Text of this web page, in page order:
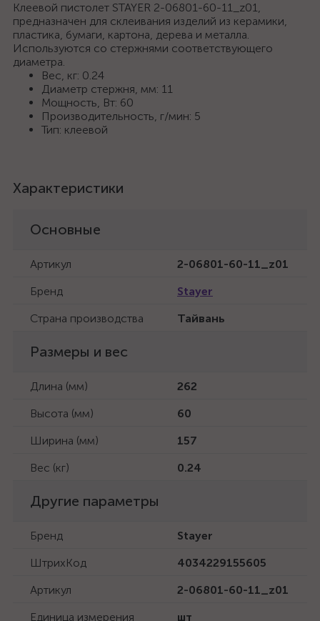
Клеевой пистолет STAYER 2-06801-60-11_z01,
предназначен для склеивания изделий из керамики,
пластика, бумаги, картона, дерева и металла.
Используются со стержнями соответствующего
диаметра.
Вес, кг: 0.24
Диаметр стержня, мм: 11
Мощность, Вт: 60
Производительность, г/мин: 5
Тип: клеевой
Характеристики
Основные
Артикул
2-06801-60-11_z01
Бренд
Stayer
Страна производства
Тайвань
Размеры и вес
Длина (мм)
262
Высота (мм)
60
Ширина (мм)
157
Вес (кг)
0.24
Другие параметры
Бренд
Stayer
ШтрихКод
4034229155605
Артикул
2-06801-60-11_z01
Единица измерения
шт